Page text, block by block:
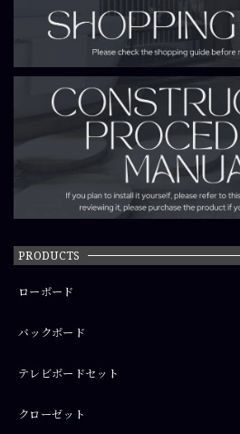
PRODUCTS
ローボード
バックボード
テレビボードセット
クローゼット